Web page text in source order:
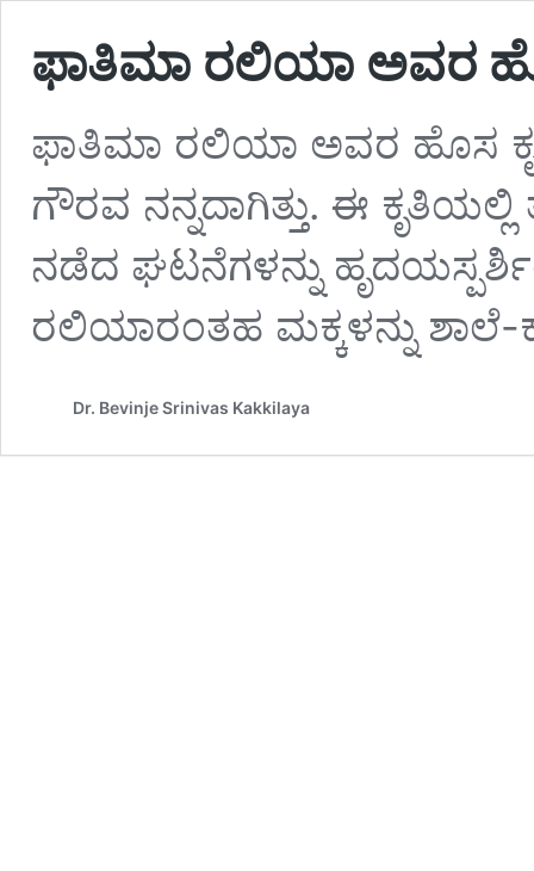
ಫಾತಿಮಾ ರಲಿಯಾ ಅವರ
ಫಾತಿಮಾ ರಲಿಯಾ ಅವರ ಹೊಸ
ಗೌರವ ನನ್ನದಾಗಿತ್ತು. ಈ
ನಡೆದ ಘಟನೆಗಳನ್ನು
ರಲಿಯಾರಂತಹ ಮಕ್ಕಳನ್ನು
Dr. Bevinje Srinivas Kakkilaya